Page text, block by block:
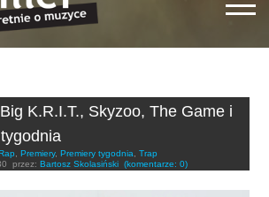
K.R.I.T., Skyzoo, The Game i
, Premiery, Premiery tygodnia, Trap
przez: Bartosz Skolasiński (komentarze: 0)